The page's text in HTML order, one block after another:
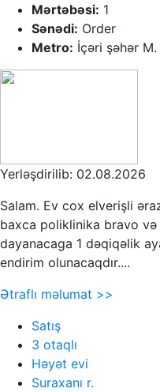
Mərtəbəsi: 1
Sənədi: Order
Metro: İçəri şəhər M.
Yerləşdirilib: 02.08.2026
Salam. Ev cox elverişli
baxca poliklinika bravo
dayanacaga 1 dəqiqəlik
endirim olunacaqdır....
Ətraflı məlumat >>
Satış
3 otaqlı
Həyət evi
Suraxanı r.